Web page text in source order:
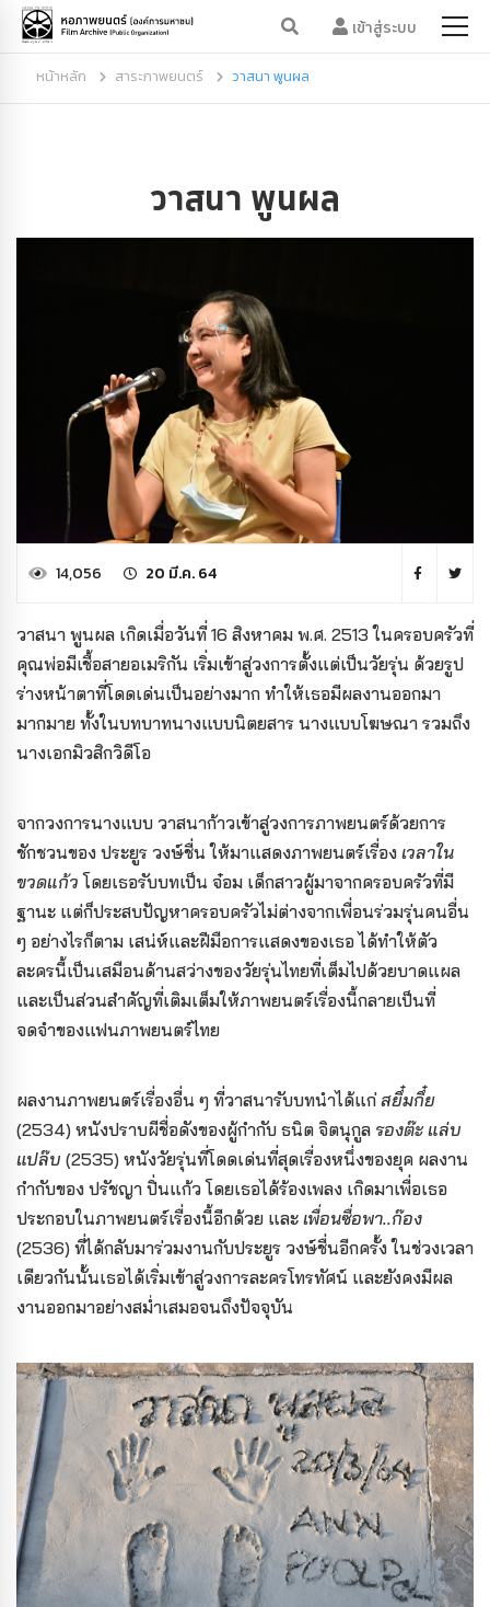
เข้าสู่ระบบ
หน้าหลัก สาระภาพยนตร์ วาสนา พูนผล
วาสนา พูนผล
14,056 20 มี.ค. 64
วาสนา พูนผล เกิดเมื่อวันที่ 16 สิงหาคม พ.ศ. 2513 ในครอบครัวที่
คุณพ่อมีเชื้อสายอเมริกัน เริ่มเข้าสู่วงการตั้งแต่เป็นวัยรุ่น ด้วยรูป
ร่างหน้าตาที่โดดเด่นเป็นอย่างมาก ทำให้เธอมีผลงานออกมา
มากมาย ทั้งในบทบาทนางแบบนิตยสาร นางแบบโฆษณา รวมถึง
นางเอกมิวสิกวิดีโอ
จากวงการนางแบบ วาสนาก้าวเข้าสู่วงการภาพยนตร์ด้วยการ
ชักชวนของ ประยูร วงษ์ชื่น ให้มาแสดงภาพยนตร์เรื่อง เวลาใน
ขวดแก้ว โดยเธอรับบทเป็น จ๋อม เด็กสาวผู้มาจากครอบครัวที่มี
ฐานะ แต่ก็ประสบปัญหาครอบครัวไม่ต่างจากเพื่อนร่วมรุ่นคนอื่น
ๆ อย่างไรก็ตาม เสน่ห์และฝีมือการแสดงของเธอ ได้ทำให้ตัว
ละครนี้เป็นเสมือนด้านสว่างของวัยรุ่นไทยที่เต็มไปด้วยบาดแผล
และเป็นส่วนสำคัญที่เติมเต็มให้ภาพยนตร์เรื่องนี้กลายเป็นที่
จดจำของแฟนภาพยนตร์ไทย
ผลงานภาพยนตร์เรื่องอื่น ๆ ที่วาสนารับบทนำได้แก่สยึ๋มกึ๋ย
(2534) หนังปราบผีชื่อดังของผู้กำกับ ธนิต จิตนุกูล รองต๊ะ แล่บ
แปล๊บ (2535) หนังวัยรุ่นที่โดดเด่นที่สุดเรื่องหนึ่งของยุค ผลงาน
กำกับของ ปรัชญา ปิ่นแก้ว โดยเธอได้ร้องเพลง เกิดมาเพื่อเธอ
ประกอบในภาพยนตร์เรื่องนี้อีกด้วย และ เพื่อนซื่อพา..ก๊อง
(2536) ที่ได้กลับมาร่วมงานกับประยูร วงษ์ชื่นอีกครั้ง ในช่วงเวลา
เดียวกันนั้นเธอได้เริ่มเข้าสู่วงการละครโทรทัศน์ และยังคงมีผล
งานออกมาอย่างสม่ำเสมอจนถึงปัจจุบัน